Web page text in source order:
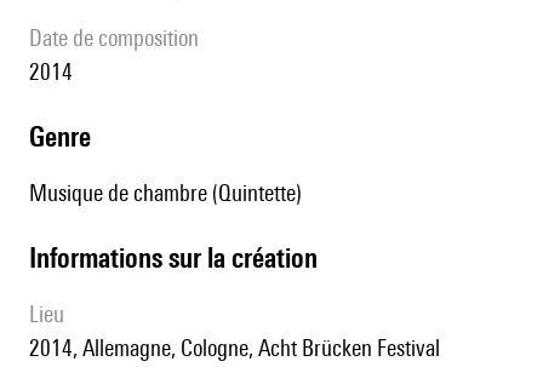
date de composition
2014
genre
Musique de chambre (Quintette)
informations sur la création
lieu
2014, Allemagne, Cologne, Acht Brücken Festival